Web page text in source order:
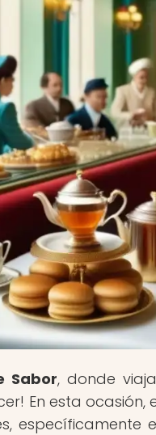
Sabor, donde
En esta
específicamente